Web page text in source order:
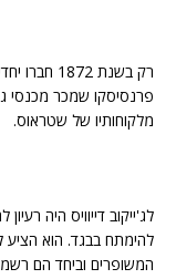
רק בשנת
פרנסיסקו שמכר מכנסי
מלקוחותיו של שטראוס.
לג'ייקוב דייוויס היה
להימתח בבגד. הוא